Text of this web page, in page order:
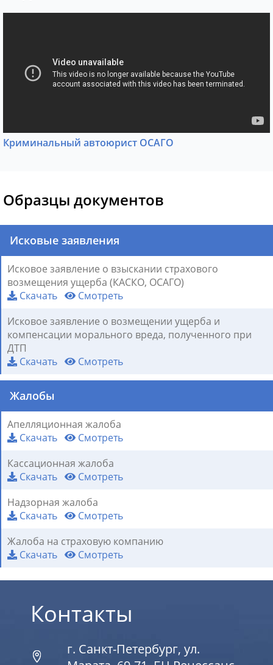
Криминальный автоюрист ОСАГО
Образцы документов
Исковые заявления
Исковое заявление о взыскании страхового
возмещения ущерба (КАСКО, ОСАГО)
Скачать
Смотреть
Исковое заявление о возмещении ущерба и
компенсации морального вреда, полученного при
ДТП
Скачать
Смотреть
Жалобы
Апелляционная жалоба
Скачать
Смотреть
Кассационная жалоба
Скачать
Смотреть
Надзорная жалоба
Скачать
Смотреть
Жалоба на страховую компанию
Скачать
Смотреть
Контакты
г. Санкт-Петербург, ул.